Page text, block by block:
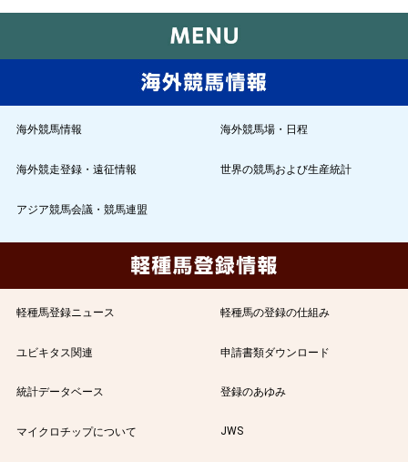
海外競馬情報 海外競馬場・日程
海外競走登録・遠征情報 世界の競馬および生産統計
アジア競馬会議・競馬連盟
軽種馬登録ニュース 軽種馬の登録の仕組み
ユビキタス関連 申請書類ダウンロード
統計データベース 登録のあゆみ
マイクロチップについて JWS